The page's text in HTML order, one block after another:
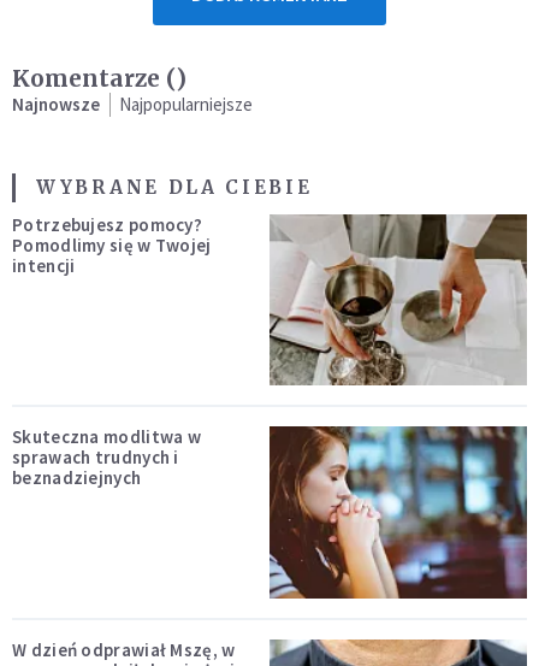
Komentarze ()
Najnowsze Najpopularniejsze
WYBRANE DLA CIEBIE
Potrzebujesz pomocy?
Pomodlimy się w Twojej
intencji
Skuteczna modlitwa w
sprawach trudnych i
beznadziejnych
W dzień odprawiał Mszę, w